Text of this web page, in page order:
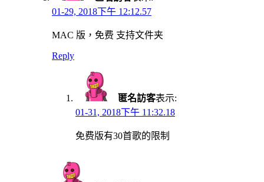
01-29, 2018下午 12:12.57
MAC 版，免费 支持文件夹
Reply
匿名訪客表示:
01-31, 2018下午 11:32.18
免费版有30首歌的限制